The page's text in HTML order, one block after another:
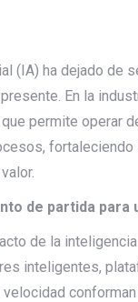
(IA) ha dejado de
En la
permite operar
de partida
de la
inteligentes,